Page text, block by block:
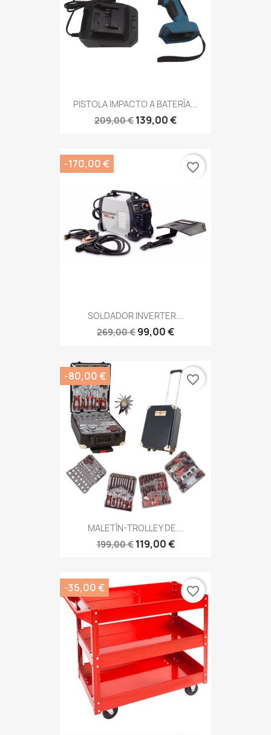
PISTOLA IMPACTO A BATERÍA...
209,00 € 139,00 €
SOLDADOR INVERTER...
269,00 € 99,00 €
-170,00 € favorite_border
MALETÍN-TROLLEY DE...
199,00 € 119,00 €
-80,00 € favorite_border
-35,00 € favorite_border